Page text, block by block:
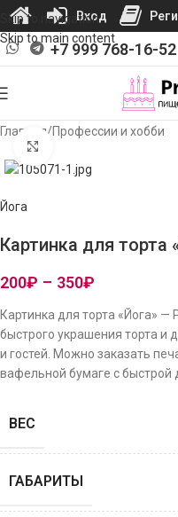
Skip to navigation
Skip to main content
+7 999 768-16-52
Главная/Профессии и хобби
Йога
Картинка для торта
200₽ – 350₽
Картинка для торта «Йога»
быстрого украшения торта и
и гостей. Можно заказать
вафельной бумаге с быстрой
ВЕС
ГАБАРИТЫ
Вход